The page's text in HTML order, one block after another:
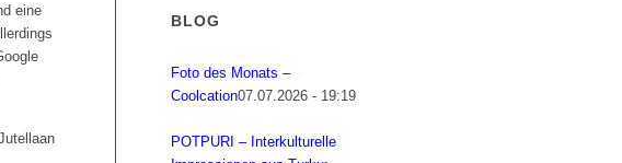
eine
BLOG
Foto des Monats –
Coolcation07.07.2026 - 19:19
POTPURI – Interkulturelle